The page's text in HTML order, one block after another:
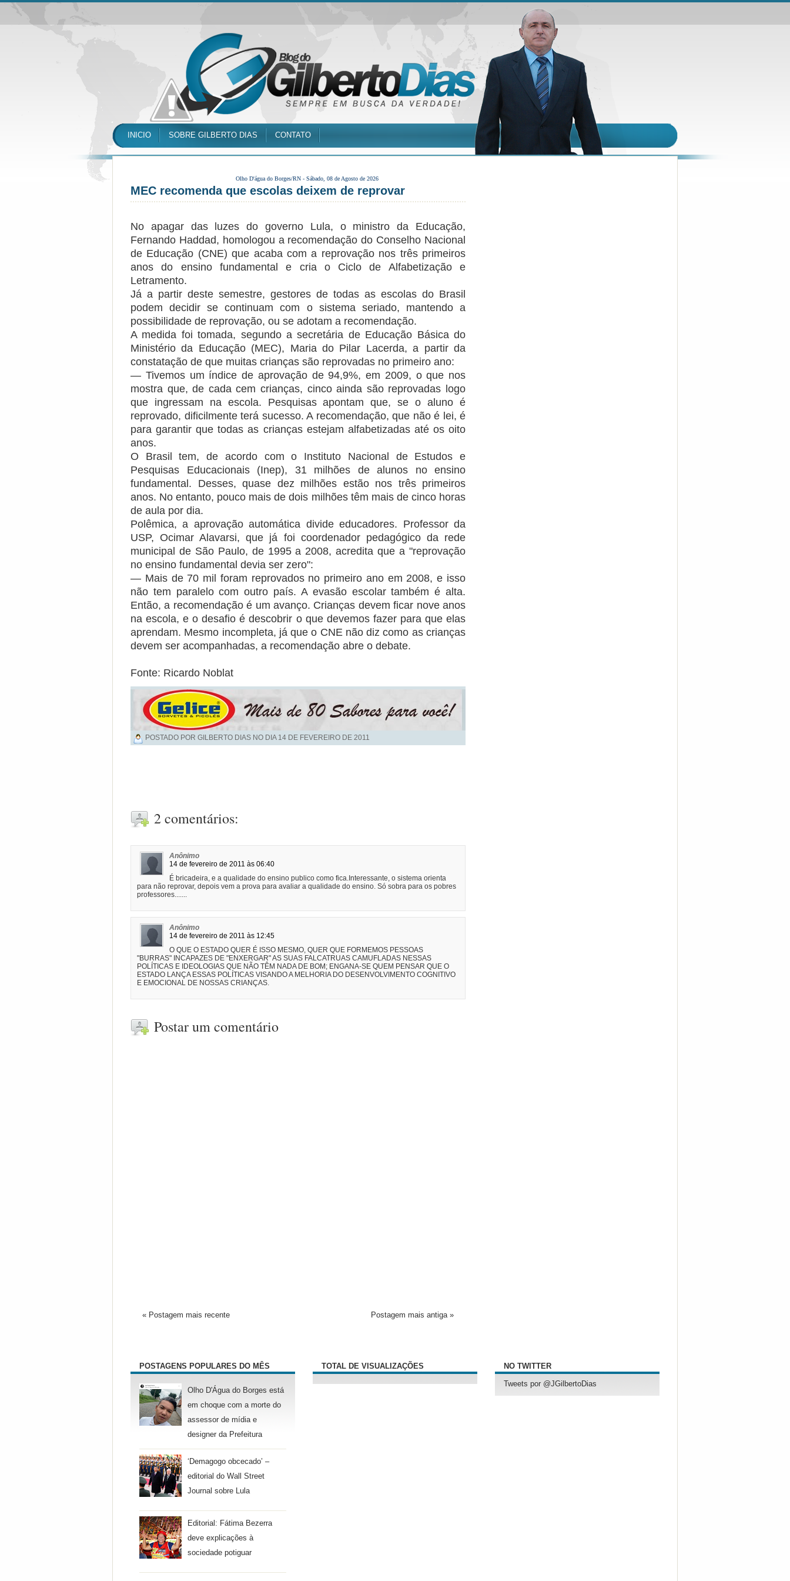
INICIO SOBRE GILBERTO DIAS CONTATO
Olho D'água do Borges/RN - Sábado, 08 de Agosto de 2026
MEC recomenda que escolas deixem de reprovar
No apagar das luzes do governo Lula, o ministro da Educação,
Fernando Haddad, homologou a recomendação do Conselho Nacional
de Educação (CNE) que acaba com a reprovação nos três primeiros
anos do ensino fundamental e cria o Ciclo de Alfabetização e
Letramento.
Já a partir deste semestre, gestores de todas as escolas do Brasil
podem decidir se continuam com o sistema seriado, mantendo a
possibilidade de reprovação, ou se adotam a recomendação.
A medida foi tomada, segundo a secretária de Educação Básica do
Ministério da Educação (MEC), Maria do Pilar Lacerda, a partir da
constatação de que muitas crianças são reprovadas no primeiro ano:
— Tivemos um índice de aprovação de 94,9%, em 2009, o que nos
mostra que, de cada cem crianças, cinco ainda são reprovadas logo
que ingressam na escola. Pesquisas apontam que, se o aluno é
reprovado, dificilmente terá sucesso. A recomendação, que não é lei, é
para garantir que todas as crianças estejam alfabetizadas até os oito
anos.
O Brasil tem, de acordo com o Instituto Nacional de Estudos e
Pesquisas Educacionais (Inep), 31 milhões de alunos no ensino
fundamental. Desses, quase dez milhões estão nos três primeiros
anos. No entanto, pouco mais de dois milhões têm mais de cinco horas
de aula por dia.
Polêmica, a aprovação automática divide educadores. Professor da
USP, Ocimar Alavarsi, que já foi coordenador pedagógico da rede
municipal de São Paulo, de 1995 a 2008, acredita que a "reprovação
no ensino fundamental devia ser zero":
— Mais de 70 mil foram reprovados no primeiro ano em 2008, e isso
não tem paralelo com outro país. A evasão escolar também é alta.
Então, a recomendação é um avanço. Crianças devem ficar nove anos
na escola, e o desafio é descobrir o que devemos fazer para que elas
aprendam. Mesmo incompleta, já que o CNE não diz como as crianças
devem ser acompanhadas, a recomendação abre o debate.
Fonte: Ricardo Noblat
POSTADO POR GILBERTO DIAS NO DIA 14 DE FEVEREIRO DE 2011
2 comentários:
Anônimo
14 de fevereiro de 2011 às 06:40
É bricadeira, e a qualidade do ensino publico como fica.Interessante, o sistema orienta
para não reprovar, depois vem a prova para avaliar a qualidade do ensino. Só sobra para os pobres
professores.......
Anônimo
14 de fevereiro de 2011 às 12:45
O QUE O ESTADO QUER É ISSO MESMO, QUER QUE FORMEMOS PESSOAS
"BURRAS" INCAPAZES DE "ENXERGAR" AS SUAS FALCATRUAS CAMUFLADAS NESSAS
POLÍTICAS E IDEOLOGIAS QUE NÃO TÊM NADA DE BOM; ENGANA-SE QUEM PENSAR QUE O
ESTADO LANÇA ESSAS POLÍTICAS VISANDO A MELHORIA DO DESENVOLVIMENTO COGNITIVO
E EMOCIONAL DE NOSSAS CRIANÇAS.
Postar um comentário
« Postagem mais recente Postagem mais antiga »
POSTAGENS POPULARES DO MÊS
Olho D'Água do Borges está
em choque com a morte do
assessor de mídia e
designer da Prefeitura
‘Demagogo obcecado’ –
editorial do Wall Street
Journal sobre Lula
Editorial: Fátima Bezerra
deve explicações à
sociedade potiguar
TOTAL DE VISUALIZAÇÕES NO TWITTER
Tweets por @JGilbertoDias